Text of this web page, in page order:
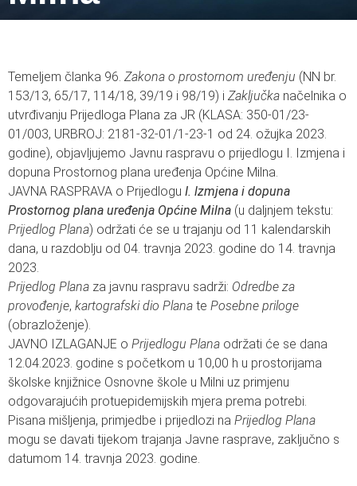
Temeljem članka 96. Zakona o prostornom uređenju (NN br.
153/13, 65/17, 114/18, 39/19 i 98/19) i Zaključka načelnika o
utvrđivanju Prijedloga Plana za JR (KLASA: 350-01/23-
01/003, URBROJ: 2181-32-01/1-23-1 od 24. ožujka 2023.
godine), objavljujemo Javnu raspravu o prijedlogu I. Izmjena i
dopuna Prostornog plana uređenja Općine Milna.
JAVNA RASPRAVA o Prijedlogu I. lzmjena i dopuna
Prostornog plana uređenja Općine Milna (u daljnjem tekstu:
Prijedlog Plana) održati će se u trajanju od 11 kalendarskih
dana, u razdoblju od 04. travnja 2023. godine do 14. travnja
2023.
Prijedlog Plana za javnu raspravu sadrži: Odredbe za
provođenje, kartografski dio Plana te Posebne priloge
(obrazloženje).
JAVNO IZLAGANJE o Prijedlogu Plana održati će se dana
12.04.2023. godine s početkom u 10,00 h u prostorijama
školske knjižnice Osnovne škole u Milni uz primjenu
odgovarajućih protuepidemijskih mjera prema potrebi.
Pisana mišljenja, primjedbe i prijedlozi na Prijedlog Plana
mogu se davati tijekom trajanja Javne rasprave, zaključno s
datumom 14. travnja 2023. godine.